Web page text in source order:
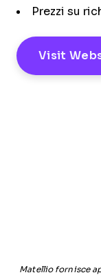
Prezzi su
Visit
Matellio fornisce